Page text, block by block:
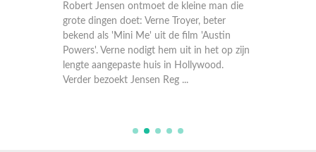
Robert Jensen ontmoet de kleine man die
grote dingen doet: Verne Troyer, beter
bekend als 'Mini Me' uit de film 'Austin
Powers'. Verne nodigt hem uit in het op zijn
lengte aangepaste huis in Hollywood.
Verder bezoekt Jensen Reg ...